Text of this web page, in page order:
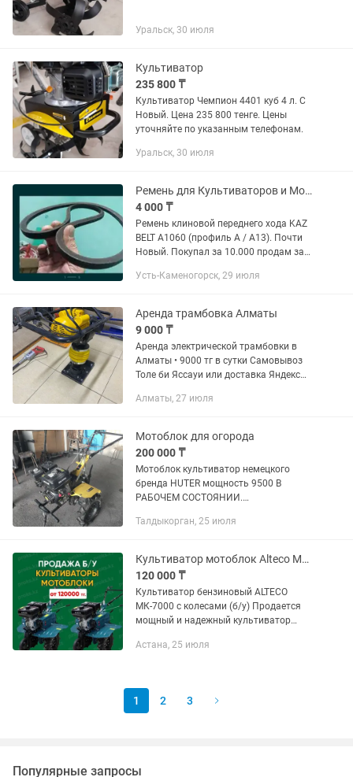
Уральск, 30 июля
Культиватор
235 800 ₸
Культиватор Чемпион 4401 куб 4 л. С
Новый. Цена 235 800 тенге. Цены
уточняйте по указанным телефонам.
Уральск, 30 июля
Ремень для Культиваторов и Мотоблоков
4 000 ₸
Ремень клиновой переднего хода KAZ
BELT A1060 (профиль A / A13). Почти
Новый. Покупал за 10.000 продам за
KAZ BELT cog GERMANY, маркировка
Усть-Каменогорск, 29 июля
Аренда трамбовка Алматы
9 000 ₸
Аренда электрической трамбовки в
Алматы • 9000 тг в сутки Самовывоз
Толе би Яссауи или доставка Яндекс
Вышка тура Рохля Торцовка Лестница
Алматы, 27 июля
Мотоблок для огорода
200 000 ₸
Мотоблок культиватор немецкого
бренда HUTER мощность 9500 В
РАБОЧЕМ СОСТОЯНИИ.
подключать разное навесное.
японский на бензине. Ничего мутить...
Талдыкорган, 25 июля
Культиватор мотоблок Alteco MK 7000 c колесами в отличном состоянии
120 000 ₸
Культиватор бензиновый ALTECO
МК-7000 с колесами (б/у) Продается
мощный и надежный культиватор
состоянии. Отличный выбор для дачи,
Астана, 25 июля
1 2 3
Популярные запросы